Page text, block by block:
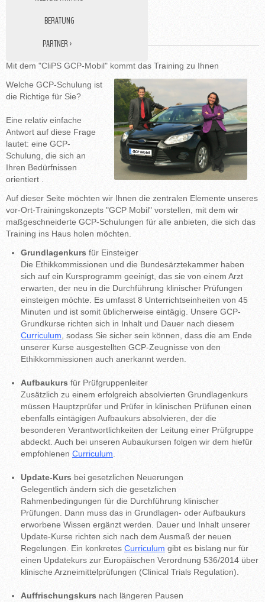
BERATUNG
PARTNER ›
STUDY NURSE
MEDIZINISCHE ÜBERSETZUNGEN
GCP MOBIL
Mit dem "CliPS GCP-Mobil" kommt das Training zu Ihnen
Welche GCP-Schulung ist
die Richtige für Sie?
Eine relativ einfache
Antwort auf diese Frage
lautet: eine GCP-
Schulung, die sich an
Ihren Bedürfnissen
orientiert .
Auf dieser Seite möchten wir Ihnen die zentralen Elemente unseres
vor-Ort-Trainingskonzepts "GCP Mobil" vorstellen, mit dem wir
maßgeschneiderte GCP-Schulungen für alle anbieten, die sich das
Training ins Haus holen möchten.
Grundlagenkurs für Einsteiger
Die Ethikkommissionen und die Bundesärztekammer haben
sich auf ein Kursprogramm geeinigt, das sie von einem Arzt
erwarten, der neu in die Durchführung klinischer Prüfungen
einsteigen möchte. Es umfasst 8 Unterrichtseinheiten von 45
Minuten und ist somit üblicherweise eintägig. Unsere GCP-
Grundkurse richten sich in Inhalt und Dauer nach diesem
Curriculum , sodass Sie sicher sein können, dass die am Ende
unserer Kurse ausgestellten GCP-Zeugnisse von den
Ethikkommissionen auch anerkannt werden.
Aufbaukurs für Prüfgruppenleiter
Zusätzlich zu einem erfolgreich absolvierten Grundlagenkurs
müssen Hauptzprüfer und Prüfer in klinischen Prüfunen einen
ebenfalls eintägigen Aufbaukurs absolvieren, der die
besonderen Verantwortlichkeiten der Leitung einer Prüfgruppe
abdeckt. Auch bei unseren Aubaukursen folgen wir dem hiefür
empfohlenen Curriculum
Update-Kurs bei gesetzlichen Neuerungen
Gelegentlich ändern sich die gesetzlichen
Rahmenbedingungen für die Durchführung klinischer
Prüfungen. Dann muss das in Grundlagen- oder Aufbaukurs
erworbene Wissen ergänzt werden. Dauer und Inhalt unserer
Update-Kurse richten sich nach dem Ausmaß der neuen
Regelungen. Ein konkretes Curriculum gibt es bislang nur für
einen Updatekurs zur Europäischen Verordnung 536/2014 über
klinische Arzneimittelprüfungen (Clinical Trials Regulation).
Auffrischungskurs nach längeren Pausen